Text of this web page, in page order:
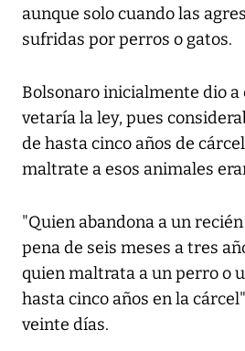
aunque solo cuando las
sufridas por perros o gatos.
Bolsonaro inicialmente dio a
vetaría la ley, pues
de hasta cinco años de
maltrate a esos animales
"Quien abandona a un
pena de seis meses a tres
quien maltrata a un perro o
hasta cinco años en la
veinte días.